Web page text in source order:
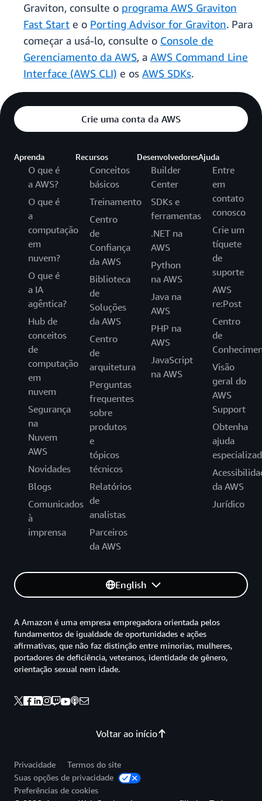
Graviton, consulte o programa AWS Graviton
Fast Start e o Porting Advisor for Graviton. Para
começar a usá-lo, consulte o Console de
Gerenciamento da AWS, a AWS Command Line
Interface (AWS CLI) e os AWS SDKs.
Crie uma conta da AWS
Aprenda
O que é
a AWS?
O que é
a
computação
em
nuvem?
O que é
a IA
agêntica?
Hub de
conceitos
de
computação
em
nuvem
Segurança
na
Nuvem
AWS
Novidades
Blogs
Comunicados
à
imprensa
Recursos
Conceitos
básicos
Treinamento
Centro
de
Confiança
da AWS
Biblioteca
de
Soluções
da AWS
Centro
de
arquitetura
Perguntas
frequentes
sobre
produtos
e
tópicos
técnicos
Relatórios
de
analistas
Parceiros
da AWS
Desenvolvedores
Builder
Center
SDKs e
ferramentas
.NET na
AWS
Python
na AWS
Java na
AWS
PHP na
AWS
JavaScript
na AWS
Ajuda
Entre
em
contato
conosco
Crie um
tíquete
de
suporte
AWS
re:Post
Centro
de
Visão
geral do
AWS
Support
Obtenha
ajuda
da AWS
Jurídico
English
Voltar ao início
A Amazon é uma empresa empregadora orientada pelos
fundamentos de igualdade de oportunidades e ações
afirmativas, que não faz distinção entre minorias, mulheres,
portadores de deficiência, veteranos, identidade de gênero,
orientação sexual nem idade.
Privacidade
Termos do site
Suas opções de privacidade
Preferências de cookies